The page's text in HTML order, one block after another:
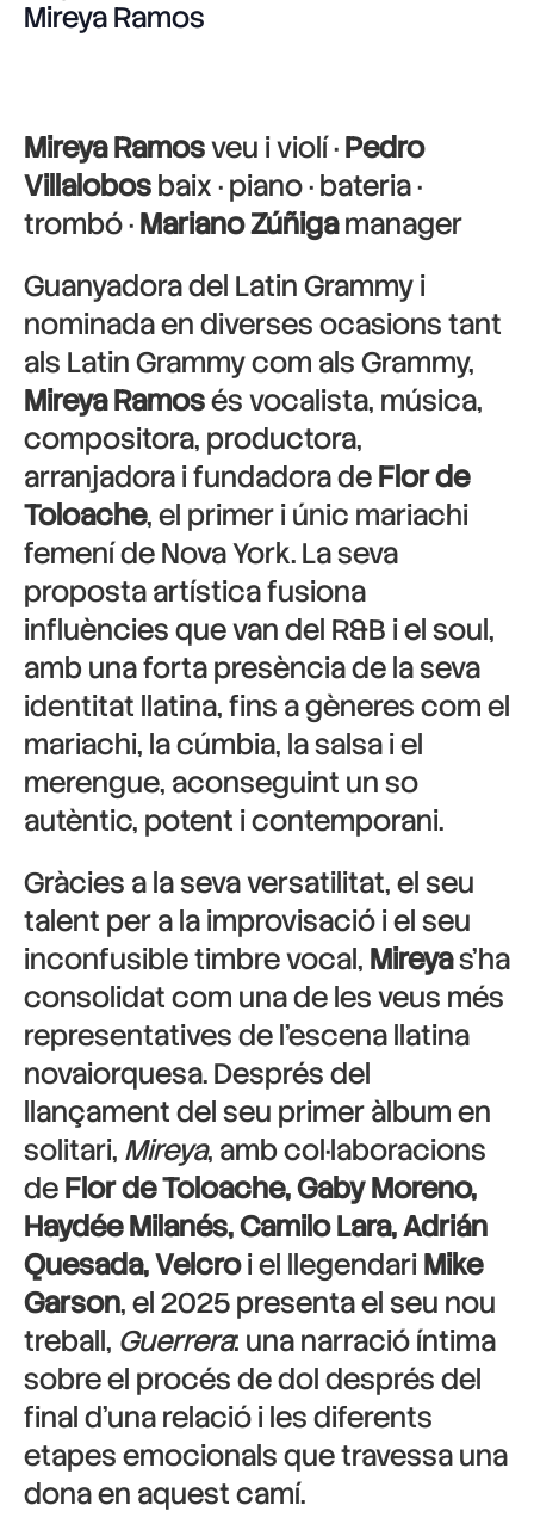
Mireya Ramos
Mireya Ramosveu i violí ·Pedro
Villalobosbaix · piano · bateria ·
trombó ·Mariano Zúñigamanager
Guanyadora del Latin Grammy i
nominada en diverses ocasions tant
als Latin Grammy com als Grammy,
Mireya Ramosés vocalista, música,
compositora, productora,
arranjadora i fundadora deFlor de
Toloache, el primer i únic mariachi
femení de Nova York. La seva
proposta artística fusiona
influències que van del R&B i el soul,
amb una forta presència de la seva
identitat llatina, fins a gèneres com el
mariachi, la cúmbia, la salsa i el
merengue, aconseguint un so
autèntic, potent i contemporani.
Gràcies a la seva versatilitat, el seu
talent per a la improvisació i el seu
inconfusible timbre vocal, Mireyas’ha
consolidat com una de les veus més
representatives de l’escena llatina
novaiorquesa. Després del
llançament del seu primer àlbum en
solitari, Mireya, amb col·laboracions
deFlor de Toloache, Gaby Moreno,
Haydée Milanés, Camilo Lara, Adrián
Quesada, Velcroi el llegendariMike
Garson, el 2025 presenta el seu nou
treball, Guerrera: una narració íntima
sobre el procés de dol després del
final d’una relació i les diferents
etapes emocionals que travessa una
dona en aquest camí.